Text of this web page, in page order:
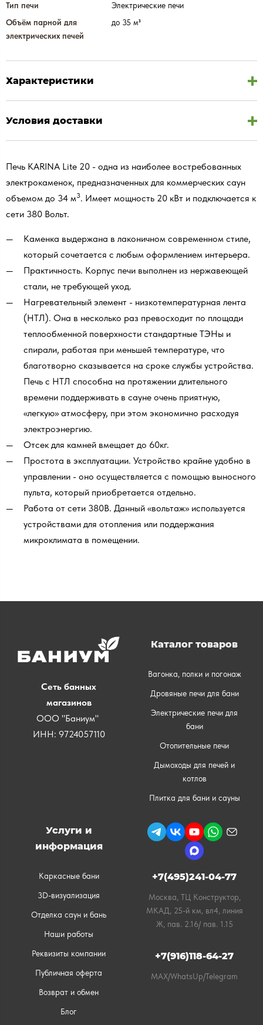
Тип печи
Электрические печи
Объём парной для
электрических печей
до 35 м³
Характеристики
Условия доставки
Печь KARINA Lite 20 - одна из наиболее востребованных
электрокаменок, предназначенных для коммерческих саун
объемом до 34 м3. Имеет мощность 20 кВт и подключается к
сети 380 Вольт.
Каменка выдержана в лаконичном современном стиле,
который сочетается с любым оформлением интерьера.
Практичность. Корпус печи выполнен из нержавеющей
стали, не требующей уход.
Нагревательный элемент - низкотемпературная лента
(НТЛ). Она в несколько раз превосходит по площади
теплообменной поверхности стандартные ТЭНы и
спирали, работая при меньшей температуре, что
благотворно сказывается на сроке службы устройства.
Печь с НТЛ способна на протяжении длительного
времени поддерживать в сауне очень приятную,
«легкую» атмосферу, при этом экономично расходуя
электроэнергию.
Отсек для камней вмещает до 60кг.
Простота в эксплуатации. Устройство крайне удобно в
управлении - оно осуществляется с помощью выносного
пульта, который приобретается отдельно.
Работа от сети 380В. Данный «вольтаж» используется
устройствами для отопления или поддержания
микроклимата в помещении.
Сеть банных
магазинов
ООО "Баниум"
ИНН: 9724057110
Каталог товаров
Вагонка, полки и погонаж
Дровяные печи для бани
Электрические печи для
бани
Отопительные печи
Дымоходы для печей и
котлов
Плитка для бани и сауны
Услуги и
информация
Каркасные бани
3D-визуализация
Отделка саун и бань
Наши работы
Реквизиты компании
Публичная оферта
Возврат и обмен
Блог
+7(495)241-04-77
Москва, ТЦ Конструктор,
МКАД, 25-й км, вл4, линия
Ж, пав. 2.16/ пав. 1.15
+7(916)118-64-27
MAX/WhatsUp/Telegram